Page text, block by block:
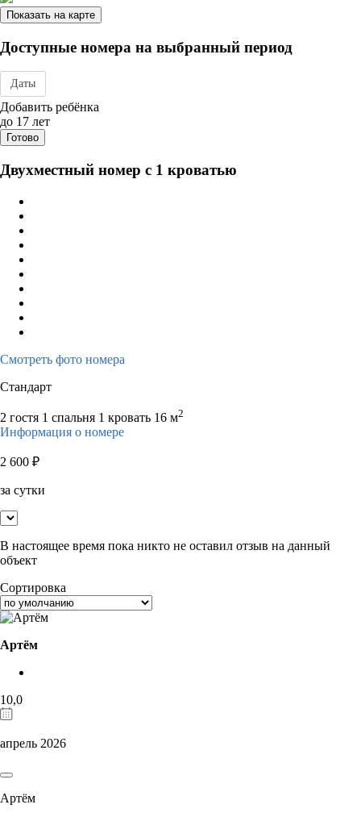
Показать на карте
Доступные номера на выбранный период
Даты
Дата заезда - отъезда
Добавить ребёнка
до 17 лет
Готово
Двухместный номер с 1 кроватью
Смотреть фото номера
Стандарт
2 гостя 1 спальня 1 кровать 16 м2
Информация о номере
2 600 ₽
за сутки
В настоящее время пока никто не оставил отзыв на данный
объект
Сортировка
Артём
10,0
апрель 2026
Артём